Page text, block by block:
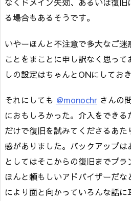
る場合もあるそうです。
いやーほんと不注意で多大なご
ことをまことに申し訳なく思って
しの設定はちゃんとONにしておき
それにしても @monochr さんの
におもしろかった。介入をでき
だけで復旧を試みてくださるあ
感がありました。バックアップ
としてはそこからの復旧までプラ
ほんと頼もしいアドバイザーだ
により面と向かっていろんな話